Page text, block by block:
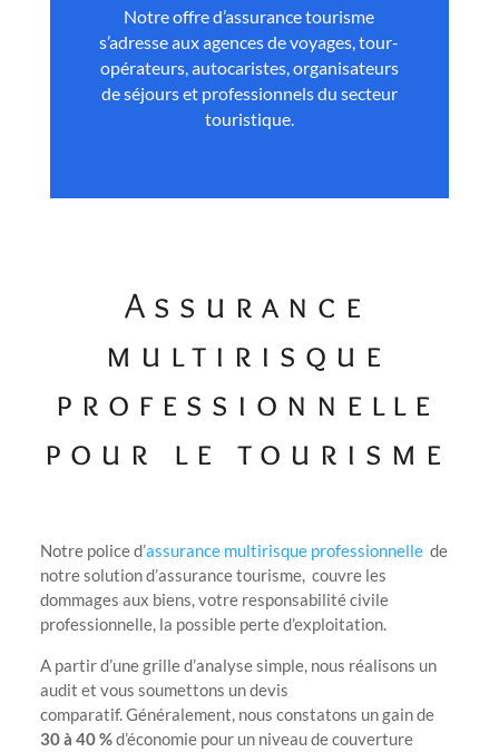
Notre offre d’assurance tourisme
s’adresse aux agences de voyages, tour-
opérateurs, autocaristes, organisateurs
de séjours et professionnels du secteur
touristique.
Assurance
multirisque
professionnelle
pour le tourisme
Notre police d’assurance multirisque professionnellede
notre solution d’assurance tourisme, couvre les
dommages aux biens, votre responsabilité civile
professionnelle, la possible perte d’exploitation.
A partir d’une grille d’analyse simple, nous réalisons un
audit et vous soumettons un devis
comparatif. Généralement, nous constatons un gain de
30 à 40 %d’économie pour un niveau de couverture